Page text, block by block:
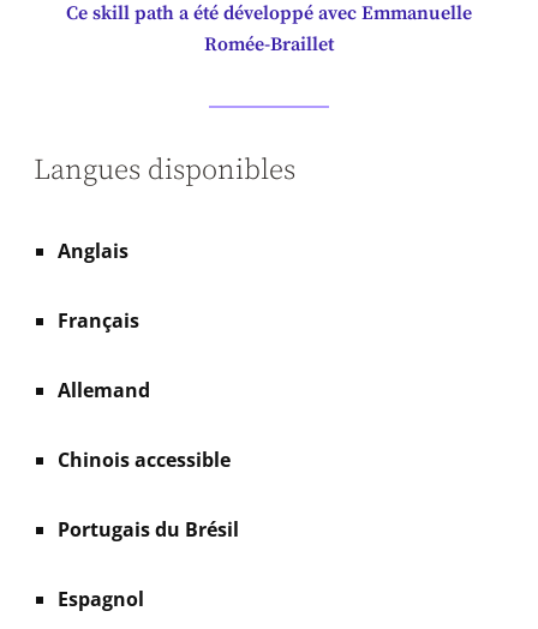
Ce skill path a été développé avec Emmanuelle
Romée-Braillet
Langues disponibles
Anglais
Français
Allemand
Chinois accessible
Portugais du Brésil
Espagnol